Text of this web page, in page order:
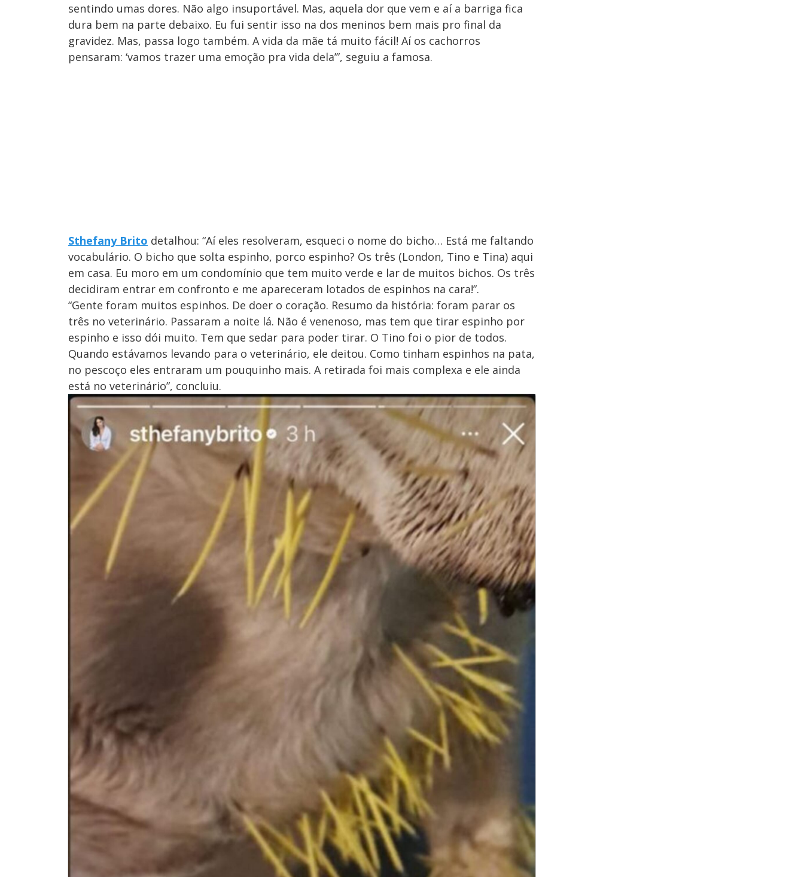
sentindo umas dores. Não algo insuportável. Mas, aquela dor que vem e aí a barriga fica
dura bem na parte debaixo. Eu fui sentir isso na dos meninos bem mais pro final da
gravidez. Mas, passa logo também. A vida da mãe tá muito fácil! Aí os cachorros
pensaram: ‘vamos trazer uma emoção pra vida dela’”, seguiu a famosa.
Sthefany Brito detalhou: “Aí eles resolveram, esqueci o nome do bicho… Está me faltando
vocabulário. O bicho que solta espinho, porco espinho? Os três (London, Tino e Tina) aqui
em casa. Eu moro em um condomínio que tem muito verde e lar de muitos bichos. Os três
decidiram entrar em confronto e me apareceram lotados de espinhos na cara!”.
“Gente foram muitos espinhos. De doer o coração. Resumo da história: foram parar os
três no veterinário. Passaram a noite lá. Não é venenoso, mas tem que tirar espinho por
espinho e isso dói muito. Tem que sedar para poder tirar. O Tino foi o pior de todos.
Quando estávamos levando para o veterinário, ele deitou. Como tinham espinhos na pata,
no pescoço eles entraram um pouquinho mais. A retirada foi mais complexa e ele ainda
está no veterinário”, concluiu.